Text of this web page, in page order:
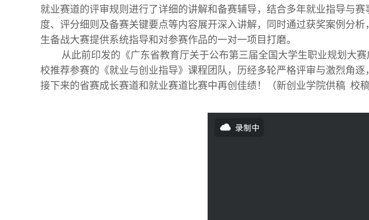
就业赛道的评审规则进行了详细的讲解和备赛辅导，结合多年就业指导与
度、评分细则及备赛关键要点等内容展开深入讲解，同时通过获奖案例分
生备战大赛提供系统指导和对参赛作品的一对一项目打磨。
从此前印发的《广东省教育厅关于公布第三届全国大学生职业规划大
校推荐参赛的《就业与创业指导》课程团队，历经多轮严格评审与激烈角
接下来的省赛成长赛道和就业赛道比赛中再创佳绩！（新创业学院供稿 校